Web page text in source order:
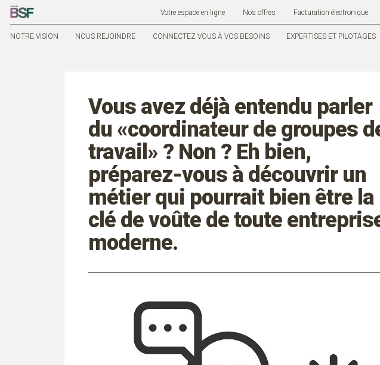
Votre espace en ligne Nos offres Facturation électronique
NOTRE VISION NOUS REJOINDRE CONNECTEZ VOUS À VOS BESOINS EXPERTISES ET PILOTAGES
Vous avez déjà entendu parler
du «coordinateur de groupes
travail» ? Non ? Eh bien,
préparez-vous à découvrir un
métier qui pourrait bien être la
clé de voûte de toute
moderne.